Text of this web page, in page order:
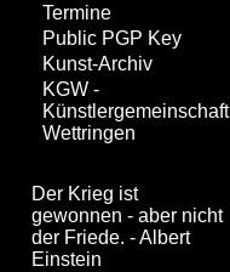
Termine
Public PGP Key
Kunst-Archiv
KGW -
Künstlergemeinschaft
Wettringen
Der Krieg ist
gewonnen - aber nicht
der Friede. - Albert
Einstein